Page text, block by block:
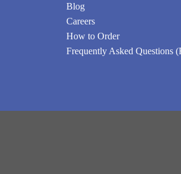
Blog
Careers
How to Order
Frequently Asked Questions